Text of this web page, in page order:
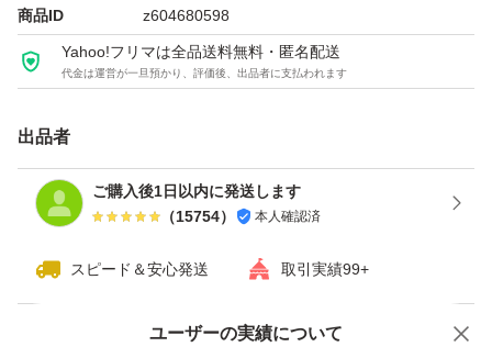
商品ID z604680598
Yahoo!フリマは全品送料無料・匿名配送
代金は運営が一旦預かり、評価後、出品者に支払われます
出品者
ご購入後1日以内に発送します
（15754） 本人確認済
スピード＆安心発送 取引実績99+
ユーザーの実績について
価格の相談 商品への質問